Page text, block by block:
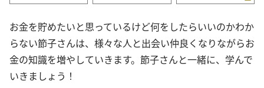
お金を貯めたいと思っているけど何をしたらいいのかわか
らない節子さんは、様々な人と出会い仲良くなりながらお
金の知識を増やしていきます。節子さんと一緒に、学んで
いきましょう！